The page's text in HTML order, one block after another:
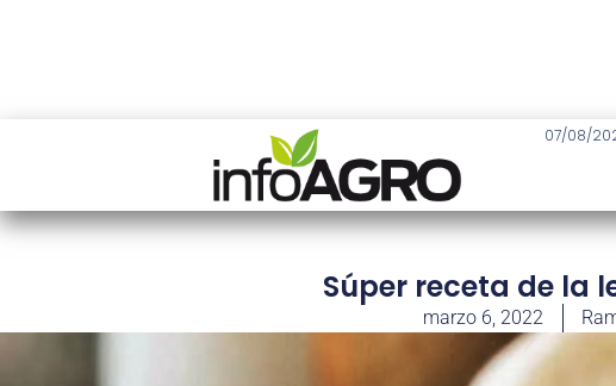
07/08/
Súper receta de la
marzo 6, 2022